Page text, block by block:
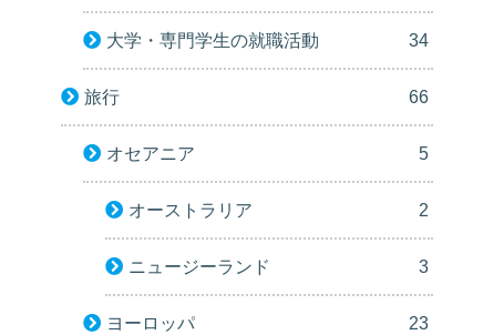
大学・専門学生の就職活動 34
旅行 66
オセアニア 5
オーストラリア 2
ニュージーランド 3
ヨーロッパ 23